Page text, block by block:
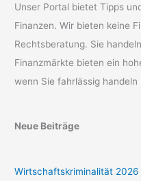
Unser Portal bietet Tipps
Finanzen. Wir bieten keine
Rechtsberatung. Sie
Finanzmärkte bieten ein
wenn Sie fahrlässig
Neue Beiträge
Wirtschaftskriminalität